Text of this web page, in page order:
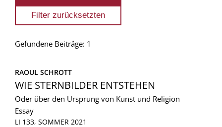
Gefundene Beiträge: 1
RAOUL SCHROTT
WIE STERNBILDER ENTSTEHEN
Oder über den Ursprung von Kunst und Religion
Essay
LI 133, SOMMER 2021